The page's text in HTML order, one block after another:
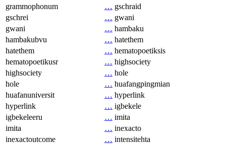
grammophonum
… gschraid
gschrei
… gwani
gwani
… hambaku
hambakubvu
… hatethem
hatethem
… hematopoetiksis
hematopoetikusr
… highsociety
highsociety
… hole
hole
… huafangpingmian
huafanuniversit
… hyperlink
hyperlink
… igbekele
igbekeleeru
… imita
imita
… inexacto
inexactoutcome
… intensitehta